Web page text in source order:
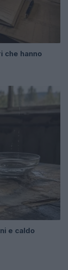
che hanno
e caldo